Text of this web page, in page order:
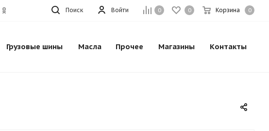
0 0 Корзина 0
Войти
Поиск
Грузовые шины Масла Прочее Магазины Контакты